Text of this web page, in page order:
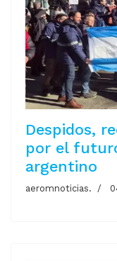
Despidos,
por el
argentino
aeromnoticias.